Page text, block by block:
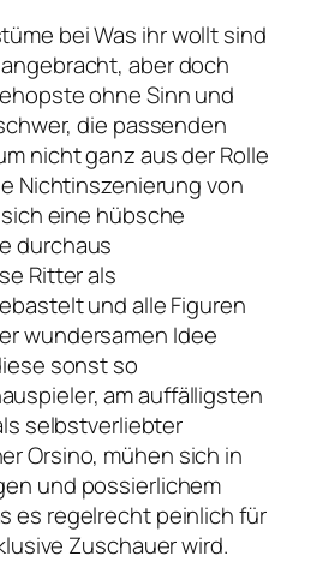
bei Was ihr wollt sind
aber doch
ohne Sinn und
die passenden
nicht ganz aus der Rolle
Nichtinszenierung von
eine hübsche
durchaus
Ritter als
und alle Figuren
wundersamen Idee
sonst so
am auffälligsten
selbstverliebter
Orsino, mühen sich in
und possierlichem
es regelrecht peinlich für
Zuschauer wird.